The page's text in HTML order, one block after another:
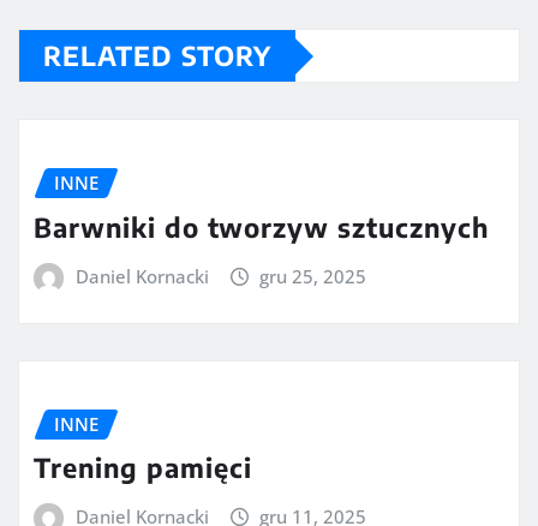
RELATED STORY
INNE
Barwniki do tworzyw sztucznych
Daniel Kornacki gru 25, 2025
INNE
Trening pamięci
Daniel Kornacki gru 11, 2025